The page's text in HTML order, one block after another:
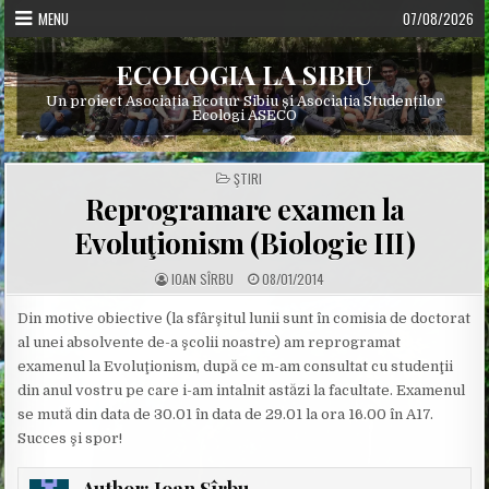
Skip
to
content
MENU 07/08/2026
ECOLOGIA LA SIBIU
Un proiect Asociația Ecotur Sibiu și Asociația Studenților
Ecologi ASECO
POSTED
IN
ŞTIRI
Reprogramare examen la
Evoluţionism (Biologie III)
A
U
H
O
R
IOAN SÎRBU P
U
L
S
E
D
D
A
T
08/01/2014
Din motive obiective (la sfârşitul lunii sunt în comisia de doctorat
al unei absolvente de-a şcolii noastre) am reprogramat
examenul la Evoluţionism, după ce m-am consultat cu studenţii
din anul vostru pe care i-am intalnit astăzi la facultate. Examenul
se mută din data de 30.01 în data de 29.01 la ora 16.00 în A17.
Succes şi spor!